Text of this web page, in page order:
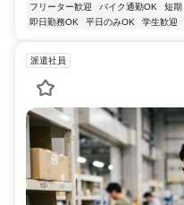
フリーター歓迎
バイク通勤OK 短期
即日勤務OK
平日のみOK 学生歓迎
派遣社員